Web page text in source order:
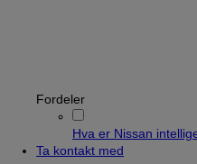
Fordeler
Hva er Nissan
Ta kontakt med